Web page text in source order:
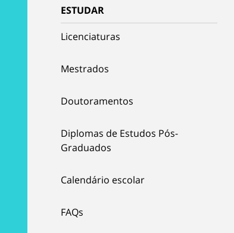
ESTUDAR
Licenciaturas
Mestrados
Doutoramentos
Diplomas de Estudos Pós-
Graduados
Calendário escolar
FAQs